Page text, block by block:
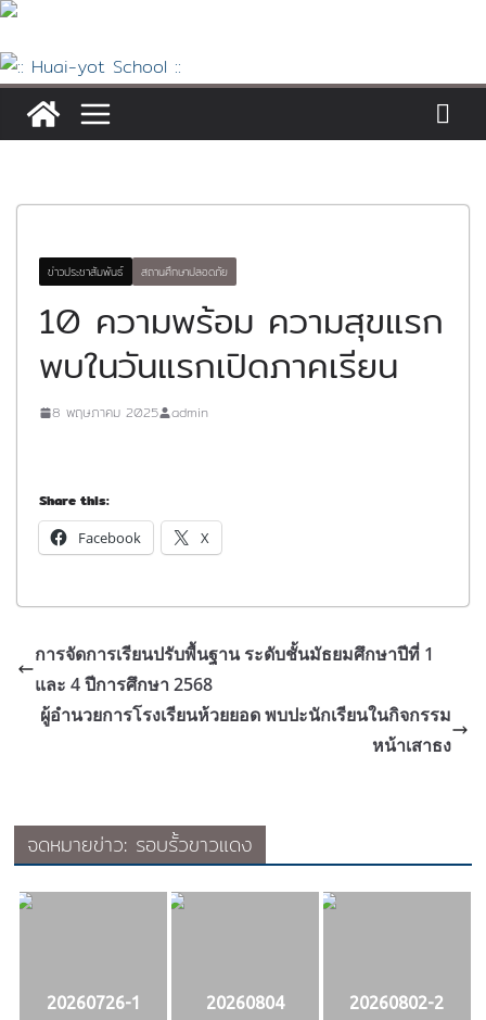
Skip
content
ข่าวประชาสัมพันธ์ สถานศึกษาปลอดภัย
10 ความพร้อม ความสุขแรก
พบในวันแรกเปิดภาคเรียน
8 พฤษภาคม 2025 admin
Share this:
Facebook X
การจัดการเรียนปรับพื้นฐาน ระดับชั้นมัธยมศึกษาปีที่ 1
และ 4 ปีการศึกษา 2568
ผู้อำนวยการโรงเรียนห้วยยอด พบปะนักเรียนในกิจกรรม
หน้าเสาธง
จดหมายข่าว: รอบรั้วขาวแดง
20260726-1 20260804 20260802-2